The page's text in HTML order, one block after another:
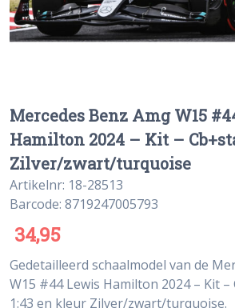
Mercedes Benz Amg W15
Hamilton 2024 – Kit –
Zilver/zwart/turquoise
Artikelnr: 18-28513
Barcode: 8719247005793
34,95
Gedetailleerd schaalmodel van de
W15 #44 Lewis Hamilton 2024 – Kit –
1:43 en kleur Zilver/zwart/turquoise.